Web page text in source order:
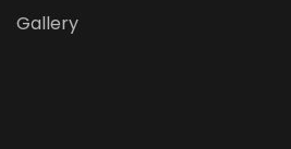
Gallery